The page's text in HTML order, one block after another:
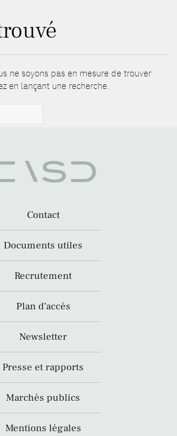
ne soyons pas en mesure de trouver
en lançant une recherche.
Contact
Documents utiles
Recrutement
Plan d’accès
Newsletter
Presse et rapports
Marchés publics
Mentions légales